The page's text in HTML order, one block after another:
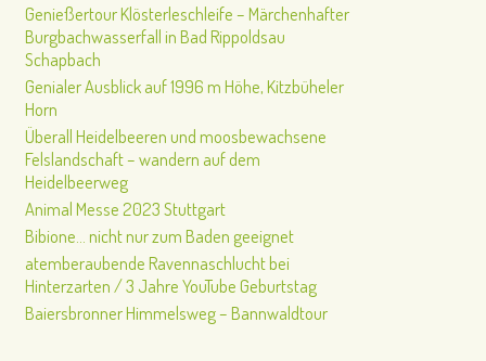
Genießertour Klösterleschleife – Märchenhafter
Burgbachwasserfall in Bad Rippoldsau
Schapbach
Genialer Ausblick auf 1996 m Höhe, Kitzbüheler
Horn
Überall Heidelbeeren und moosbewachsene
Felslandschaft – wandern auf dem
Heidelbeerweg
Animal Messe 2023 Stuttgart
Bibione… nicht nur zum Baden geeignet
atemberaubende Ravennaschlucht bei
Hinterzarten / 3 Jahre YouTube Geburtstag
Baiersbronner Himmelsweg – Bannwaldtour